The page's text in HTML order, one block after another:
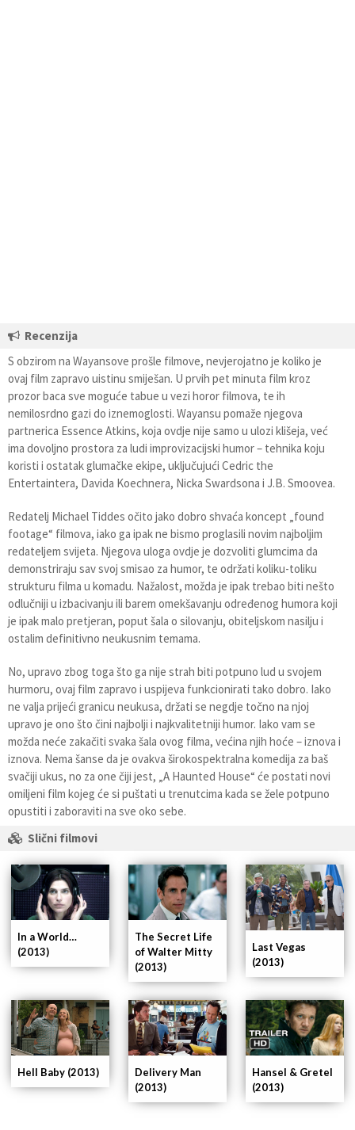
Recenzija
S obzirom na Wayansove prošle filmove, nevjerojatno je koliko je
ovaj film zapravo uistinu smiješan. U prvih pet minuta film kroz
prozor baca sve moguće tabue u vezi horor filmova, te ih
nemilosrdno gazi do iznemoglosti. Wayansu pomaže njegova
partnerica Essence Atkins, koja ovdje nije samo u ulozi klišeja, već
ima dovoljno prostora za ludi improvizacijski humor – tehnika koju
koristi i ostatak glumačke ekipe, uključujući Cedric the
Entertaintera, Davida Koechnera, Nicka Swardsona i J.B. Smoovea.
Redatelj Michael Tiddes očito jako dobro shvaća koncept „found
footage“ filmova, iako ga ipak ne bismo proglasili novim najboljim
redateljem svijeta. Njegova uloga ovdje je dozvoliti glumcima da
demonstriraju sav svoj smisao za humor, te održati koliku-toliku
strukturu filma u komadu. Nažalost, možda je ipak trebao biti nešto
odlučniji u izbacivanju ili barem omekšavanju određenog humora koji
je ipak malo pretjeran, poput šala o silovanju, obiteljskom nasilju i
ostalim definitivno neukusnim temama.
No, upravo zbog toga što ga nije strah biti potpuno lud u svojem
hurmoru, ovaj film zapravo i uspijeva funkcionirati tako dobro. Iako
ne valja prijeći granicu neukusa, držati se negdje točno na njoj
upravo je ono što čini najbolji i najkvalitetniji humor. Iako vam se
možda neće zakačiti svaka šala ovog filma, većina njih hoće – iznova i
iznova. Nema šanse da je ovakva širokospektralna komedija za baš
svačiji ukus, no za one čiji jest, „A Haunted House“ će postati novi
omiljeni film kojeg će si puštati u trenutcima kada se žele potpuno
opustiti i zaboraviti na sve oko sebe.
Slični filmovi
Hansel & Gretel
(2013)
Delivery Man
(2013)
Hell Baby (2013)
Last Vegas
(2013)
The Secret Life
of Walter Mitty
(2013)
In a World…
(2013)